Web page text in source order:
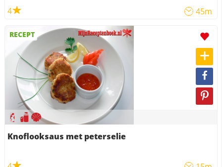
4 45m
RECEPT
Knoflooksaus met peterselie